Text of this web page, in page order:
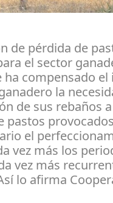
de pérdida de
el sector
ha compensado
la
de sus rebaños a
pastos
el
vez más los
vez más
lo afirma